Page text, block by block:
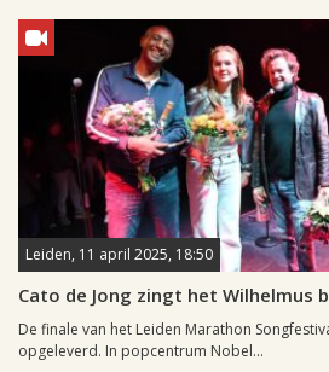
Leiden, 11 april 2025, 18:50
Cato de Jong zingt het Wilhelmus
De finale van het Leiden Marathon
opgeleverd. In popcentrum Nobel...